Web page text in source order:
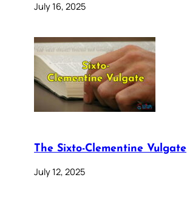
July 16, 2025
The Sixto-Clementine Vulgate
July 12, 2025